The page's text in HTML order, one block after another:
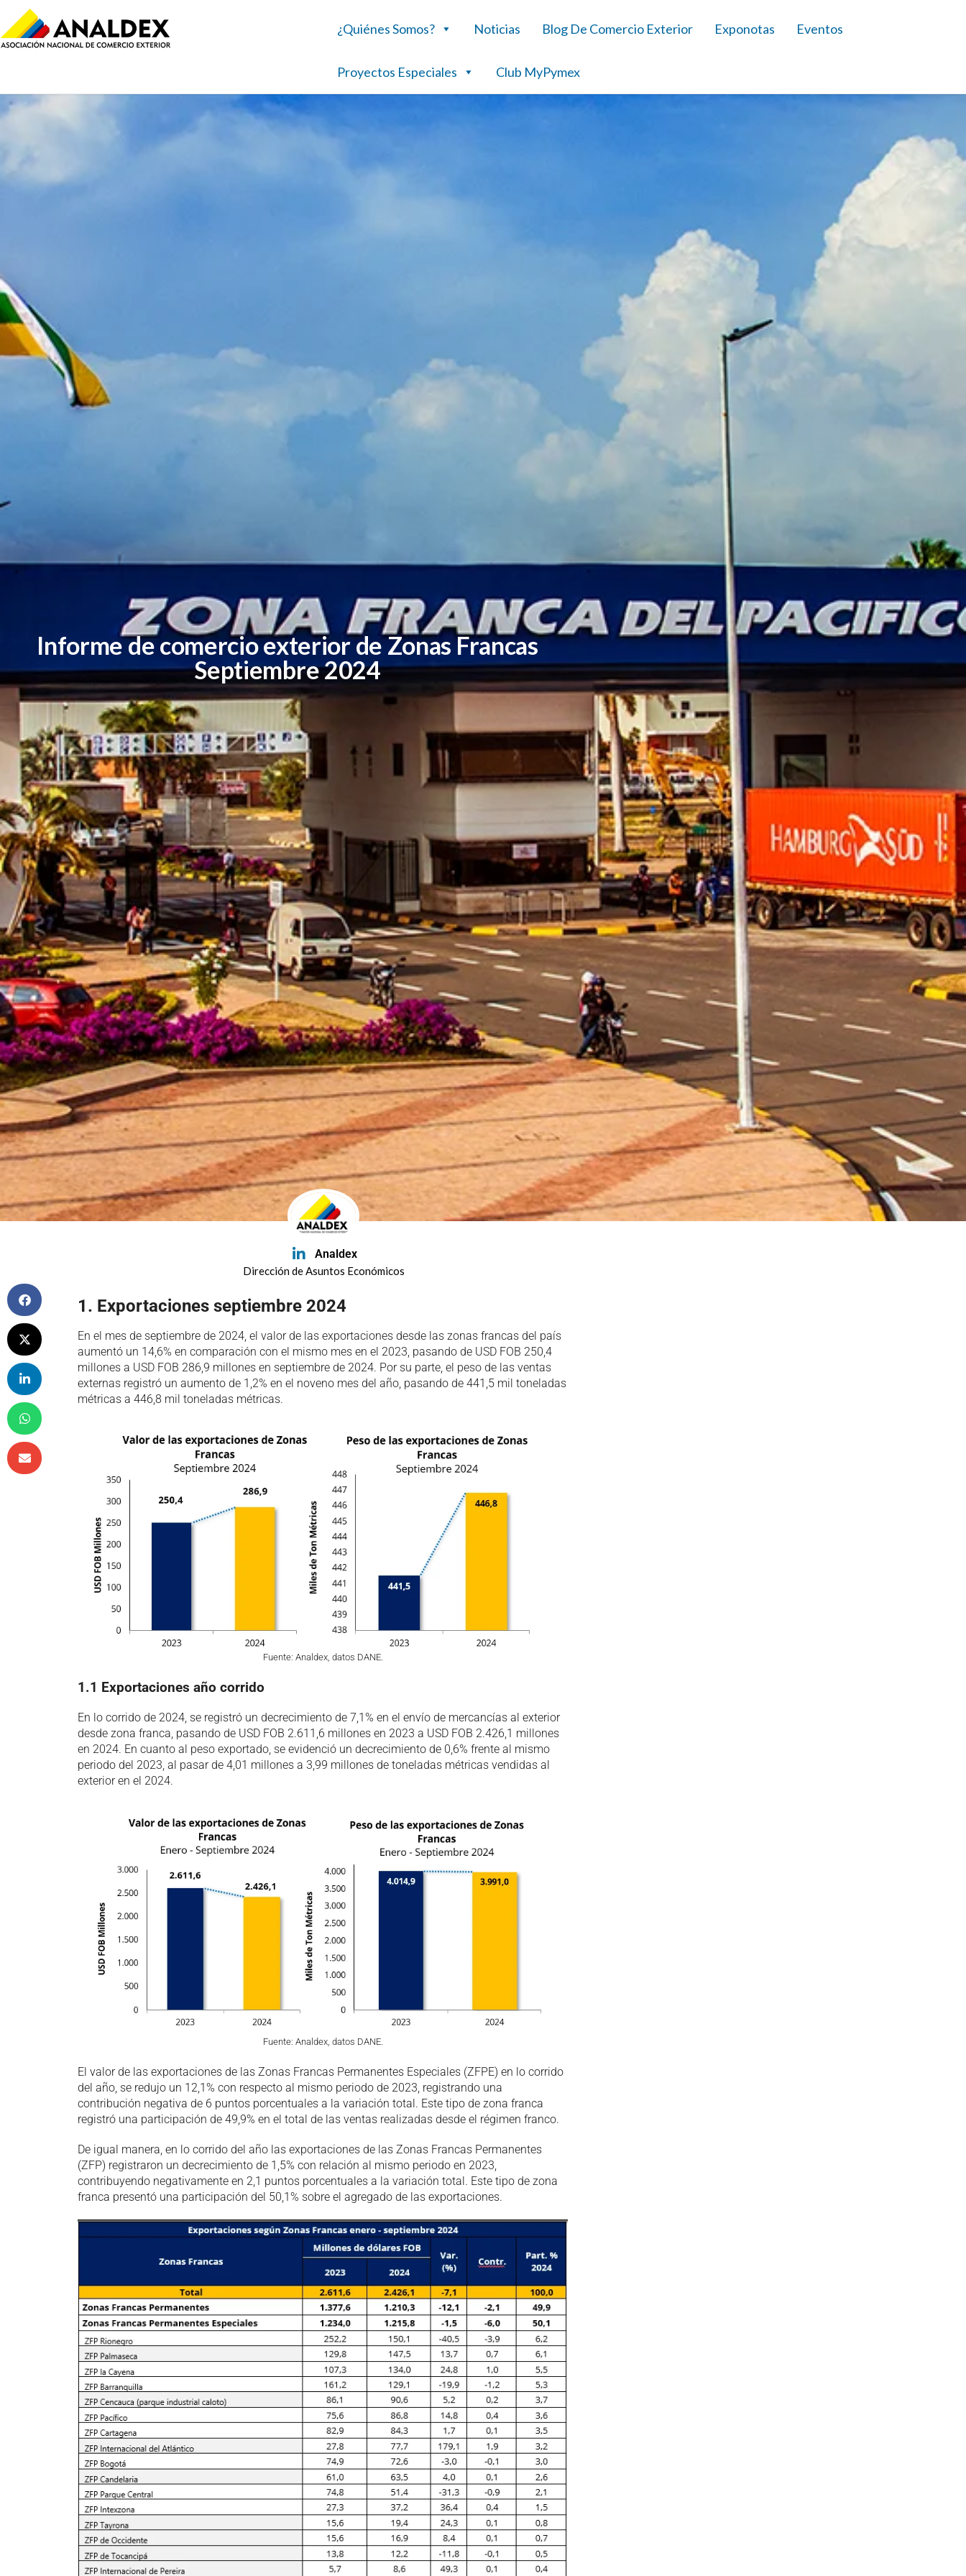
¿Quiénes Somos? Noticias Blog De Comercio Exterior Exponotas Eventos
Proyectos Especiales Club MyPymex
Informe de comercio exterior de Zonas Francas
Septiembre 2024
Analdex
Dirección de Asuntos Económicos
1. Exportaciones septiembre 2024
En el mes de septiembre de 2024, el valor de las exportaciones desde las zonas francas del país
aumentó un 14,6% en comparación con el mismo mes en el 2023, pasando de USD FOB 250,4
millones a USD FOB 286,9 millones en septiembre de 2024. Por su parte, el peso de las ventas
externas registró un aumento de 1,2% en el noveno mes del año, pasando de 441,5 mil toneladas
métricas a 446,8 mil toneladas métricas.
Fuente: Analdex, datos DANE.
1.1 Exportaciones año corrido
En lo corrido de 2024, se registró un decrecimiento de 7,1% en el envío de mercancías al exterior
desde zona franca, pasando de USD FOB 2.611,6 millones en 2023 a USD FOB 2.426,1 millones
en 2024. En cuanto al peso exportado, se evidenció un decrecimiento de 0,6% frente al mismo
periodo del 2023, al pasar de 4,01 millones a 3,99 millones de toneladas métricas vendidas al
exterior en el 2024.
Fuente: Analdex, datos DANE.
El valor de las exportaciones de las Zonas Francas Permanentes Especiales (ZFPE) en lo corrido
del año, se redujo un 12,1% con respecto al mismo periodo de 2023, registrando una
contribución negativa de 6 puntos porcentuales a la variación total. Este tipo de zona franca
registró una participación de 49,9% en el total de las ventas realizadas desde el régimen franco.
De igual manera, en lo corrido del año las exportaciones de las Zonas Francas Permanentes
(ZFP) registraron un decrecimiento de 1,5% con relación al mismo periodo en 2023,
contribuyendo negativamente en 2,1 puntos porcentuales a la variación total. Este tipo de zona
franca presentó una participación del 50,1% sobre el agregado de las exportaciones.